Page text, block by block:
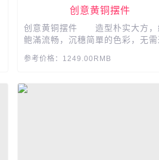
创意黄铜摆件
创意黄铜摆件 造型朴实大方，
鲍滿流畅，沉穗简單的色彩，无需
参考价格：1249.00RMB